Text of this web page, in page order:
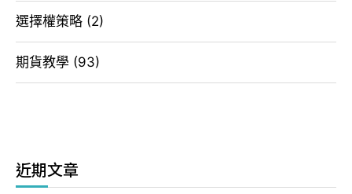
選擇權策略 (2)
期貨教學 (93)
近期文章